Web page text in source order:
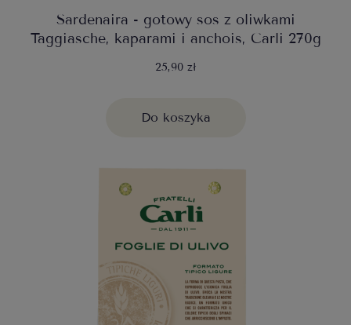
Sardenaira - gotowy sos z oliwkami
Taggiasche, kaparami i anchois, Carli 270g
25,90 zł
Do koszyka